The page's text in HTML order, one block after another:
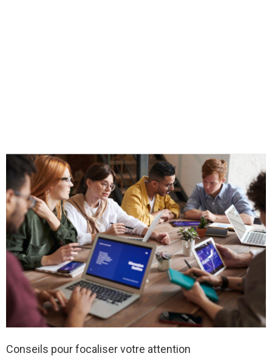
Conseils pour focaliser votre attention